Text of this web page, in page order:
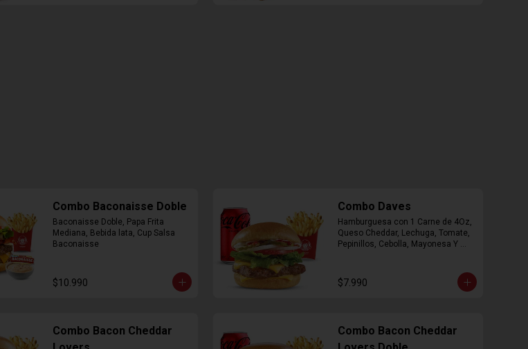
Combo Baconaisse Doble
Baconaisse Doble, Papa Frita
Mediana, Bebida lata, Cup Salsa
Baconaisse
$10.990
Combo Daves
Hamburguesa con 1 Carne de 4Oz,
Queso Cheddar, Lechuga, Tomate,
Pepinillos, Cebolla, Mayonesa Y
$7.990
Combo Bacon Cheddar
Combo Bacon Cheddar